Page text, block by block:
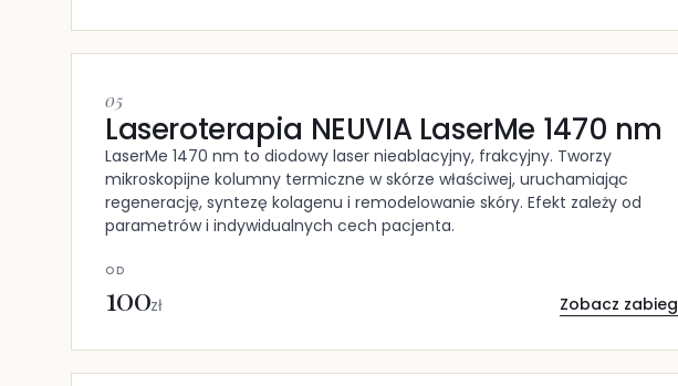
05
Laseroterapia NEUVIA LaserMe 1470 nm
LaserMe 1470 nm to diodowy laser nieablacyjny, frakcyjny. Tworzy
mikroskopijne kolumny termiczne w skórze właściwej, uruchamiając
regenerację, syntezę kolagenu i remodelowanie skóry. Efekt zależy od
parametrów i indywidualnych cech pacjenta.
OD
100zł Zobacz zabieg